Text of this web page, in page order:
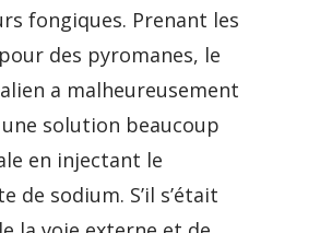
fongiques. Prenant les
des pyromanes, le
a malheureusement
solution beaucoup
en injectant le
de sodium. S’il s’était